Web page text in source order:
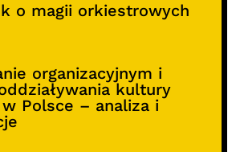
o magii orkiestrowych
organizacyjnym i
kultury
Polsce – analiza i